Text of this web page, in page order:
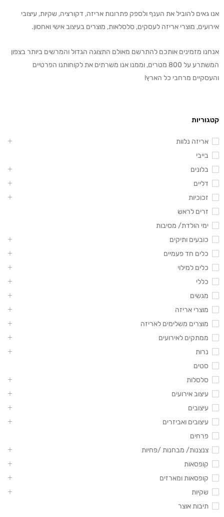
אנו גאים להוביל את הענף ולספק פתרונות אריזה, דקורציה, שקיות, עיצובי
אירועים, מוצרי אריזה לעסקים, סלסלאות, מוצרים בעיצוב אישי ואחסון.
אנחנו מזמינים אותכם להתרשם מאולם התצוגה הגדול והמרשים ביותר בצפון
המשתרע על 800 מטרים, וממנו אנו משרתים את לקוחותנו הפרטיים
והעסקיים מרחבי כל הארץ!
קטגוריות
אריזה נלוות
בייבי
בלונים
דליים
זכוכיות
זרים לראש
ימי הולדת/ מסיבות
כובעים ותיקים
כלים חד פעמיים
כלים למילוי
כללי
מגשים
מוצרי אריזה
מוצרים משלימים לאריזה
ממתקים לאירועים
נרות
סטים
סלסלות
עיצוב אירועים
עיצובים
עיצובים ואביזרים
פרחים
צנצנות/ מבחנות /פחיות
קופסאות
קופסאות ומארזים
שקיות
תיבות אוצר